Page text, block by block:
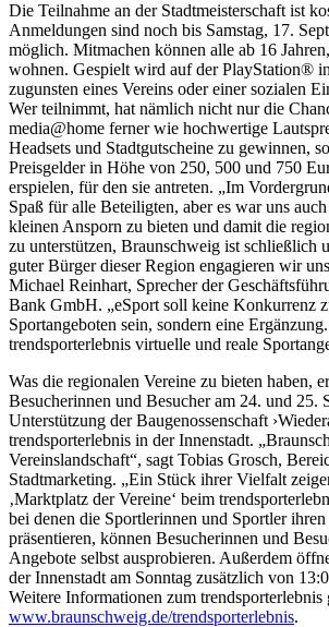
Die Teilnahme an der Stadtmeisterschaft ist
Anmeldungen sind noch bis Samstag, 17.
möglich. Mitmachen können alle ab 16
wohnen. Gespielt wird auf der PlayStation®
zugunsten eines Vereins oder einer sozialen
Wer teilnimmt, hat nämlich nicht nur die
media@home ferner wie hochwertige
Headsets und Stadtgutscheine zu gewinnen,
Preisgelder in Höhe von 250, 500 und 750
erspielen, für den sie antreten. „Im
Spaß für alle Beteiligten, aber es war uns
kleinen Ansporn zu bieten und damit die
zu unterstützen, Braunschweig ist schließlich
guter Bürger dieser Region engagieren wir
Michael Reinhart, Sprecher der
Bank GmbH. „eSport soll keine Konkurrenz
Sportangeboten sein, sondern eine
trendsporterlebnis virtuelle und reale
Was die regionalen Vereine zu bieten haben,
Besucherinnen und Besucher am 24. und 25.
Unterstützung der Baugenossenschaft
trendsporterlebnis in der Innenstadt.
Vereinslandschaft“, sagt Tobias Grosch,
Stadtmarketing. „Ein Stück ihrer Vielfalt
‚Marktplatz der Vereine‘ beim
bei denen die Sportlerinnen und Sportler
präsentieren, können Besucherinnen und
Angebote selbst ausprobieren. Außerdem
der Innenstadt am Sonntag zusätzlich von
Weitere Informationen zum trendsporterlebnis
www.braunschweig.de/trendsporterlebnis.